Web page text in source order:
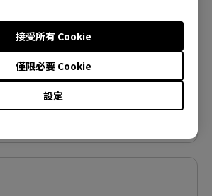
設定
僅限必要 Cookie
接受所有 Cookie